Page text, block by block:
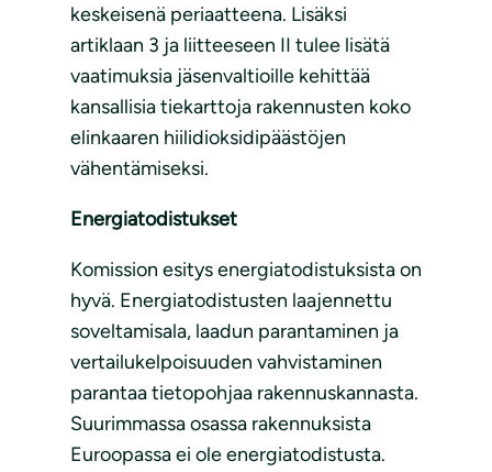
keskeisenä periaatteena. Lisäksi
artiklaan 3 ja liitteeseen II tulee lisätä
vaatimuksia jäsenvaltioille kehittää
kansallisia tiekarttoja rakennusten koko
elinkaaren hiilidioksidipäästöjen
vähentämiseksi.
Energiatodistukset
Komission esitys energiatodistuksista on
hyvä. Energiatodistusten laajennettu
soveltamisala, laadun parantaminen ja
vertailukelpoisuuden vahvistaminen
parantaa tietopohjaa rakennuskannasta.
Suurimmassa osassa rakennuksista
Euroopassa ei ole energiatodistusta.